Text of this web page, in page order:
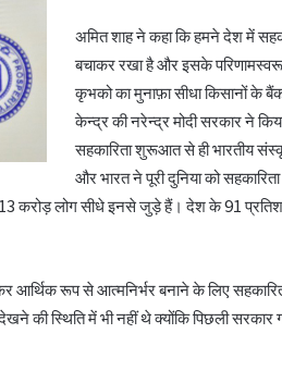
अमित शाह ने कहा कि हमने देश में
बचाकर रखा है और इसके
कृभको का मुनाफ़ा सीधा किसानों के
केन्द्र की नरेन्द्र मोदी सरकार ने
सहकारिता शुरूआत से ही भारतीय
और भारत ने पूरी दुनिया को सहकारिता
करोड़ लोग सीधे इनसे जुड़े हैं। देश के 91
रूप से आत्मनिर्भर बनाने के लिए
की स्थिति में भी नहीं थे क्योंकि पिछली सरकार